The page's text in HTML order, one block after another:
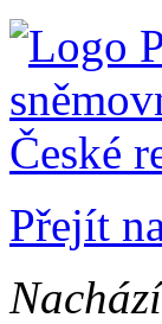
Přejít